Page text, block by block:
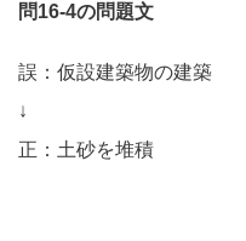
問16-4の問題文
誤：仮設建築物の建築
↓
正：土砂を堆積